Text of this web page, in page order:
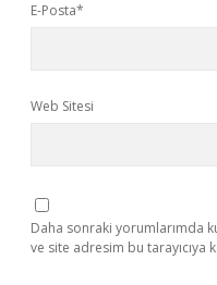
E-Posta*
Web Sitesi
Daha sonraki yorumlarımda
ve site adresim bu tarayıcıya